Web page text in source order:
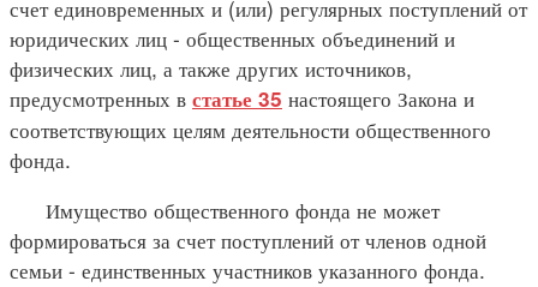
счет единовременных и (или) регулярных поступлений от
юридических лиц - общественных объединений и
физических лиц, а также других источников,
предусмотренных в статье 35 настоящего Закона и
соответствующих целям деятельности общественного
фонда.
Имущество общественного фонда не может
формироваться за счет поступлений от членов одной
семьи - единственных участников указанного фонда.